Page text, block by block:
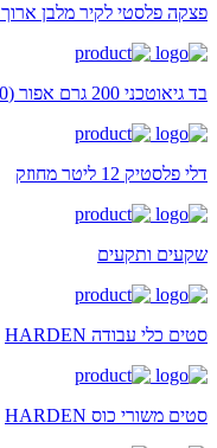
פצקה פלסטי לקיר מלבן ארוך 12X60 ס"מ
בד גיאוטכני 200 גרם אפור (100 מ"ר)
דלי פלסטיק 12 ליטר מחוזק
שקעים ותקעים
סטים כלי עבודה HARDEN
סטים משורי כוס HARDEN